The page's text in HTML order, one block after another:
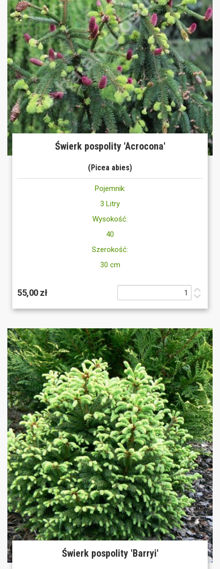
Świerk pospolity 'Acrocona'
(Picea abies)
Pojemnik:
3 Litry
Wysokość:
40
Szerokość:
30 cm
55,00 zł
Świerk pospolity 'Barryi'